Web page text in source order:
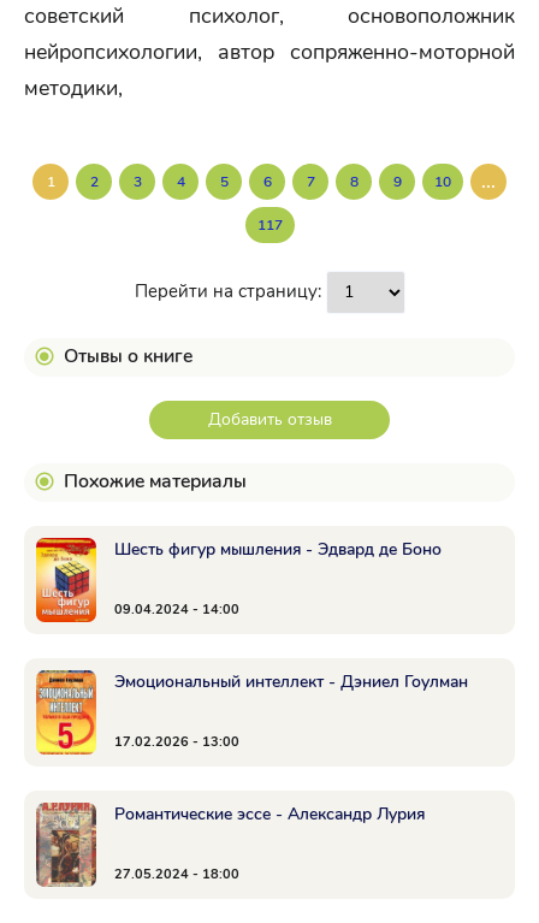
советский психолог, основоположник
нейропсихологии, автор сопряженно-моторной
методики,
1 2 3 4 5 6 7 8 9 10 ...
117
Перейти на страницу:
Отывы о книге
Добавить отзыв
Похожие материалы
Шесть фигур мышления - Эдвард де Боно
09.04.2024 - 14:00
Эмоциональный интеллект - Дэниел Гоулман
17.02.2026 - 13:00
Романтические эссе - Александр Лурия
27.05.2024 - 18:00